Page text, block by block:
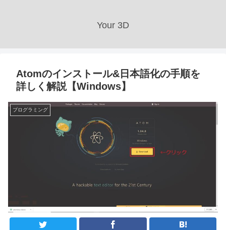
Your 3D
Atomのインストール&日本語化の手順を
詳しく解説【Windows】
プログラミング